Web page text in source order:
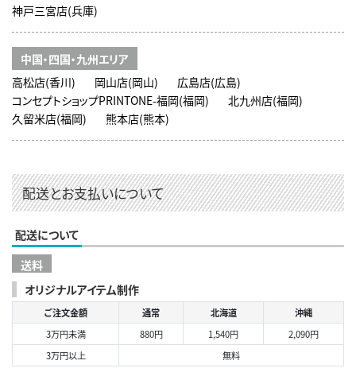
神戸三宮店(兵庫)
中国・四国・九州エリア
高松店(香川)
岡山店(岡山)
広島店(広島)
コンセプトショップPRINTONE-福岡(福岡)
北九州店(福岡)
久留米店(福岡)
熊本店(熊本)
配送とお支払いについて
配送について
送料
オリジナルアイテム制作
ご注文金額 通常 北海道
沖縄
3万円未満
880円 1,540円
2,090円
3万円以上
無料